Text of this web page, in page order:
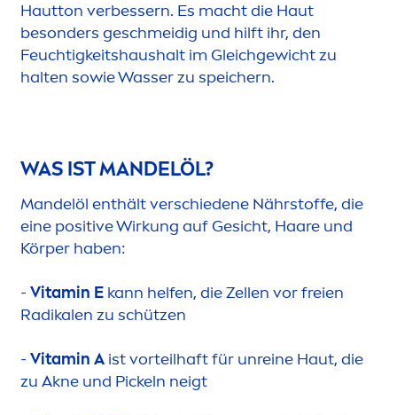
Hautton verbessern. Es macht die Haut
besonders geschmeidig und hilft ihr, den
Feuchtigkeitshaushalt im Gleichgewicht zu
halten sowie Wasser zu speichern.
WAS IST MANDELÖL?
Mandelöl enthält verschiedene Nährstoffe, die
eine positive Wirkung auf Gesicht, Haare und
Körper haben:
- Vitamin E kann helfen, die Zellen vor freien
Radikalen zu schützen
- Vitamin A ist vorteilhaft für unreine Haut, die
zu Akne und Pickeln neigt